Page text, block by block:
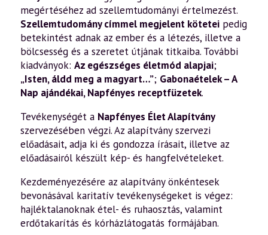
megértéséhez ad szellemtudományi értelmezést.
Szellemtudomány címmel megjelent kötetei pedig
betekintést adnak az ember és a létezés, illetve a
bölcsesség és a szeretet útjának titkaiba. További
kiadványok: Az egészséges életmód alapjai;
„Isten, áldd meg a magyart…”; Gabonaételek – A
Nap ajándékai,Napfényes receptfüzetek.
Tevékenységét a Napfényes Élet Alapítvány
szervezésében végzi. Az alapítvány szervezi
előadásait, adja ki és gondozza írásait, illetve az
előadásairól készült kép- és hangfelvételeket.
Kezdeményezésére az alapítvány önkéntesek
bevonásával karitatív tevékenységeket is végez:
hajléktalanoknak étel- és ruhaosztás, valamint
erdőtakarítás és kórházlátogatás formájában.